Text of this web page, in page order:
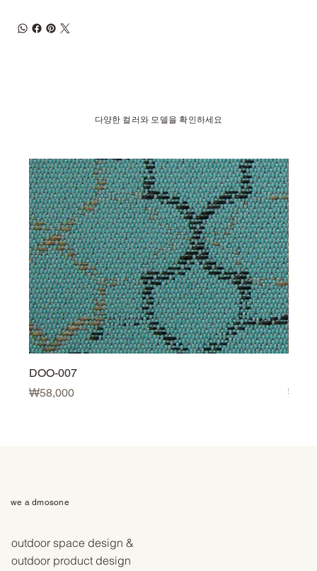
다양한 컬러와 모델을 확인하세요
DOO-007
Price
₩58,000
Price
we a dmosone
outdoor space design &
outdoor product design